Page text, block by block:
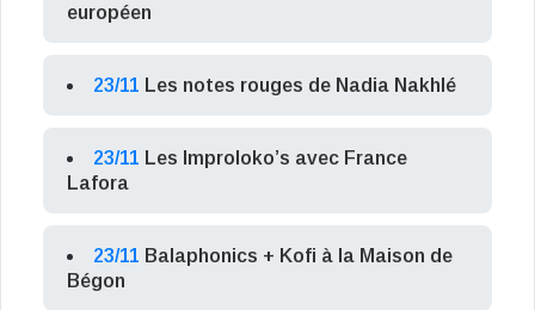
européen
23/11 Les notes rouges de Nadia Nakhlé
23/11 Les Improloko’s avec France
Lafora
23/11 Balaphonics + Kofi à la Maison de
Bégon